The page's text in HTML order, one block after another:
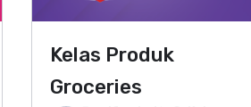
Kelas Produk
Groceries